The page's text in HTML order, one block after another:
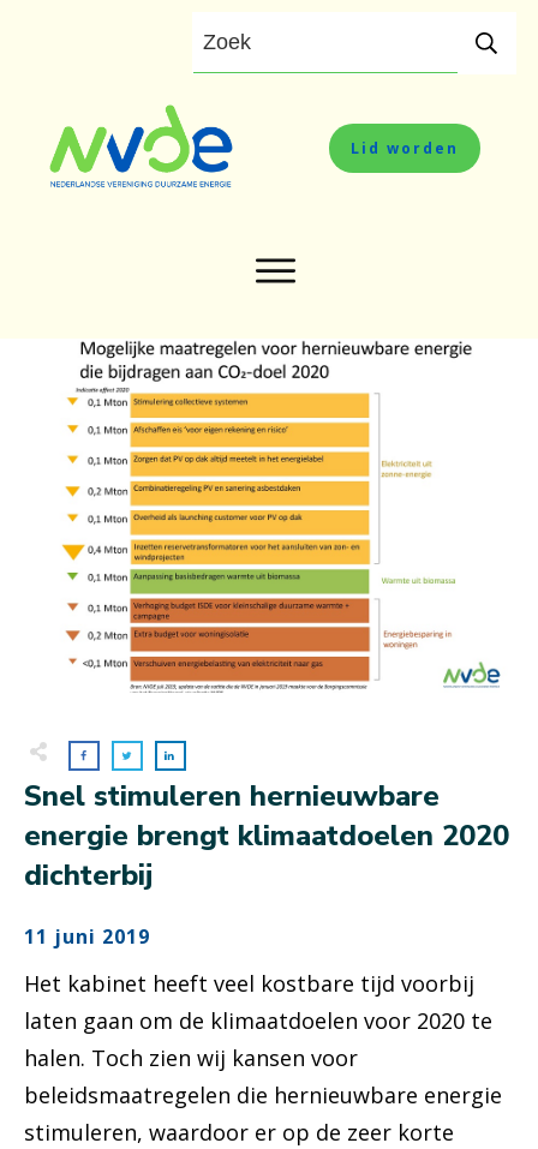
Lid worden
Snel stimuleren hernieuwbare
energie brengt klimaatdoelen 2020
dichterbij
11 juni 2019
Het kabinet heeft veel kostbare tijd voorbij
laten gaan om de klimaatdoelen voor 2020 te
halen. Toch zien wij kansen voor
beleidsmaatregelen die hernieuwbare energie
stimuleren, waardoor er op de zeer korte